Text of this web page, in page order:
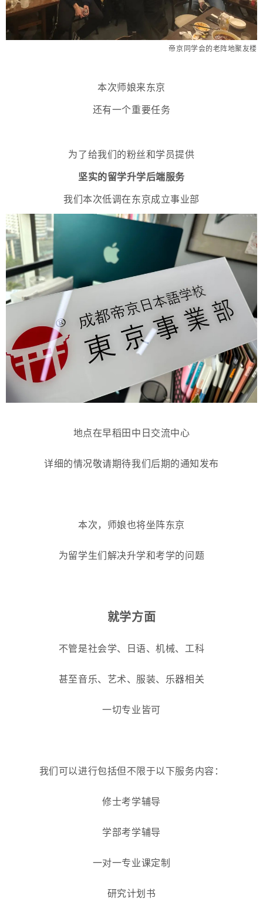
帝京同学会的老阵地聚友楼
本次师娘来东京
还有一个重要任务
为了给我们的粉丝和学员提供
坚实的留学升学后端服务
我们本次低调在东京成立事业部
地点在早稻田中日交流中心
详细的情况敬请期待我们后期的通知发布
本次，师娘也将坐阵东京
为留学生们解决升学和考学的问题
就学方面
不管是社会学、日语、机械、工科
甚至音乐、艺术、服装、乐器相关
一切专业皆可
我们可以进行包括但不限于以下服务内容：
修士考学辅导
学部考学辅导
一对一专业课定制
研究计划书